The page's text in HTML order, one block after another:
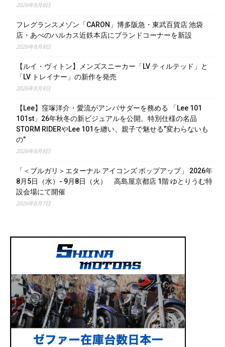
2026年8月8日
フレグランスメゾン「CARON」博多阪急・東武百貨店 池袋
店・あべのハルカス近鉄本店にブランドコーナーを新設
2026年8月8日
【ルイ・ヴィトン】メンズスニーカー「LV ティルテッド」と
「LV トレイナー」の新作を発売
2026年8月8日
【Lee】窪塚洋介・愛流がアンバサダーを務める 「Lee 101
101st」26年秋冬の新ビジュアルを公開。特別仕様の名品
STORM RIDERやLee 101を纏い、親子で魅せる”変わらないも
の”
2026年8月8日
「＜ブルガリ＞エターナル アイコンズ ポップアップ」 2026年
8月5日（水）- 9月8日（火） 高島屋京都店 1階 ゆとりうむ特
設会場にて開催
2026年8月7日